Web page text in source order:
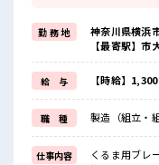
主に車の部品を取り扱う
工場内は自動化が進んで
他にもプリペイド式の
さらに便利な売店も付
ロッカーも着替え用と現
そして1番は最寄駅から
寮から電車で仕事に向か
■職場の雰囲気
≪20代・30代の方活躍
勤 務 地
神奈川県横浜
【最寄駅】
給 与 【時給】
職 種 製造（組立・
仕事内容
くるま用ブレ